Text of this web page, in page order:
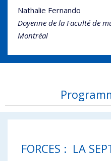
Nathalie Fernando
Doyenne de la Faculté de
Montréal
FORCES : LA